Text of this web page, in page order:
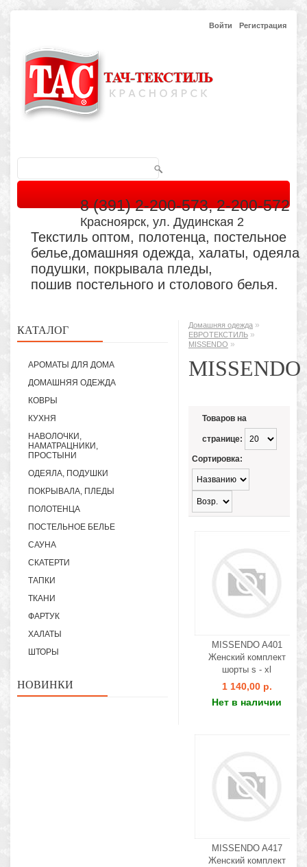
Войти Регистрация
8 (391) 2-200-573, 2-200-572
Красноярск, ул. Дудинская 2
Текстиль оптом, полотенца, постельное
белье,домашняя одежда, халаты, одеяла
подушки, покрывала пледы,
пошив постельного и столового белья.
КАТАЛОГ
АРОМАТЫ ДЛЯ ДОМА
ДОМАШНЯЯ ОДЕЖДА
КОВРЫ
КУХНЯ
НАВОЛОЧКИ,
НАМАТРАЦНИКИ,
ПРОСТЫНИ
ОДЕЯЛА, ПОДУШКИ
ПОКРЫВАЛА, ПЛЕДЫ
ПОЛОТЕНЦА
ПОСТЕЛЬНОЕ БЕЛЬЕ
САУНА
СКАТЕРТИ
ТАПКИ
ТКАНИ
ФАРТУК
ХАЛАТЫ
ШТОРЫ
НОВИНКИ
Домашняя одежда »
ЕВРОТЕКСТИЛЬ »
MISSENDO »
MISSENDO
Товаров на
странице:
Сортировка:
MISSENDO A401
Женский комплект
шорты s - xl
1 140,00 р.
Нет в наличии
MISSENDO A417
Женский комплект